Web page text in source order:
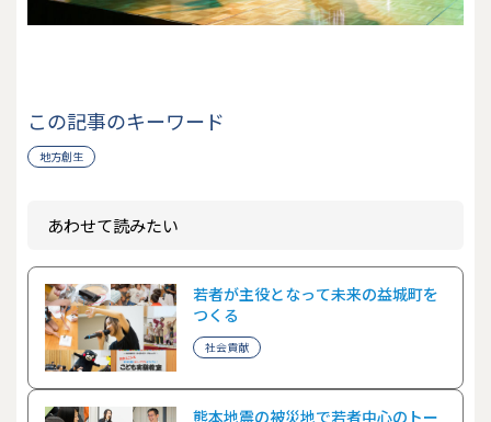
この記事のキーワード
地方創生
あわせて読みたい
若者が主役となって未来の益城町を
つくる
社会貢献
熊本地震の被災地で若者中心のトー